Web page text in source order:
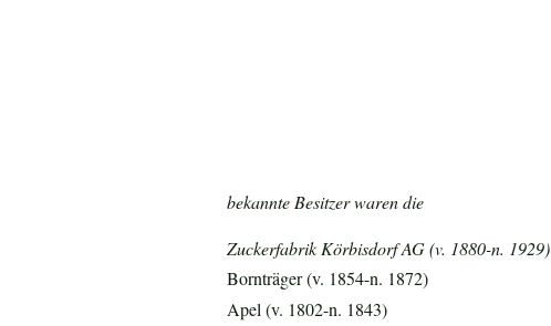
bekannte Besitzer waren die
Zuckerfabrik Körbisdorf AG (v. 1880-n. 1929)
Bornträger (v. 1854-n. 1872)
Apel (v. 1802-n. 1843)